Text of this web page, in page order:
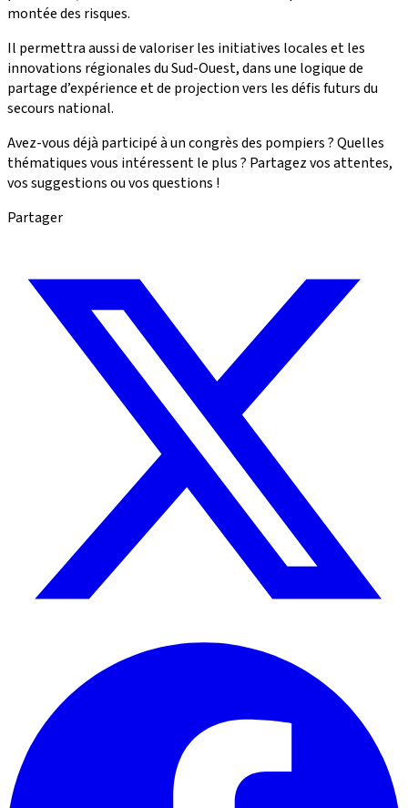
montée des risques.
Il permettra aussi de valoriser les initiatives locales et les
innovations régionales du Sud-Ouest, dans une logique de
partage d’expérience et de projection vers les défis futurs du
secours national.
Avez-vous déjà participé à un congrès des pompiers ? Quelles
thématiques vous intéressent le plus ? Partagez vos attentes,
vos suggestions ou vos questions !
Partager